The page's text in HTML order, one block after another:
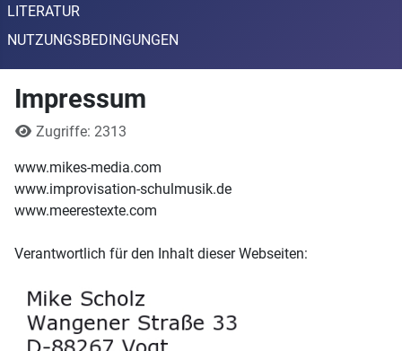
LITERATUR
NUTZUNGSBEDINGUNGEN
Impressum
DetailsZugriffe: 2313
www.mikes-media.com
www.improvisation-schulmusik.de
www.meerestexte.com
Verantwortlich für den Inhalt dieser Webseiten: